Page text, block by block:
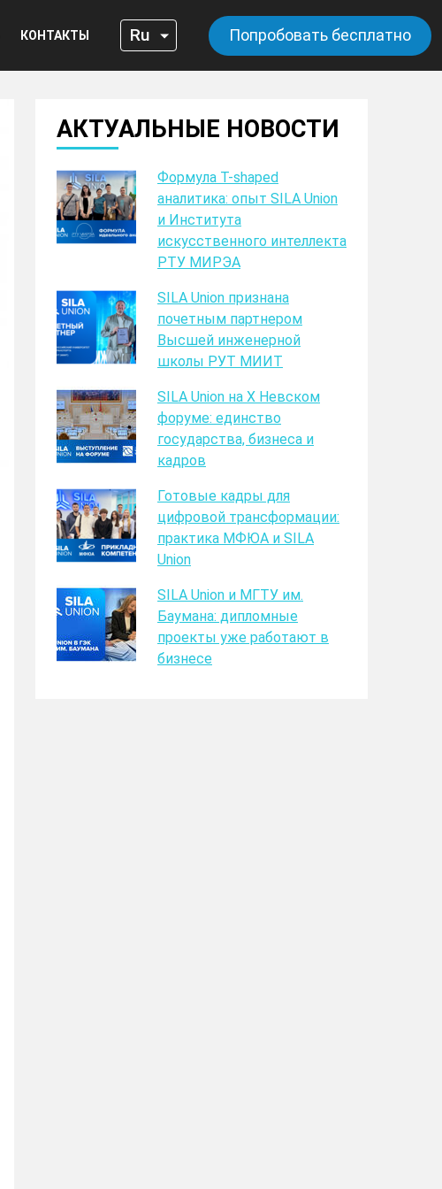
КОНТАКТЫ Попробовать бесплатно
АКТУАЛЬНЫЕ НОВОСТИ
Формула T-shaped
аналитика: опыт SILA Union
и Института
искусственного интеллекта
РТУ МИРЭА
SILA Union признана
почетным партнером
Высшей инженерной
школы РУТ МИИТ
SILA Union на X Невском
форуме: единство
государства, бизнеса и
кадров
Готовые кадры для
цифровой трансформации:
практика МФЮА и SILA
Union
SILA Union и МГТУ им.
Баумана: дипломные
проекты уже работают в
бизнесе